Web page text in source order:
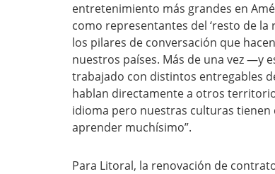
entretenimiento más grandes en
como representantes del ‘resto de
los pilares de conversación que
nuestros países. Más de una vez —y
trabajado con distintos entregables
hablan directamente a otros
idioma pero nuestras culturas
aprender muchísimo”.
Para Litoral, la renovación de